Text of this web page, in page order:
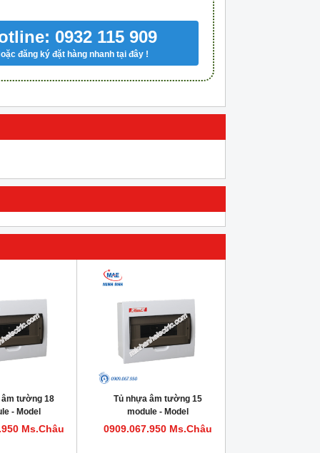
0932 115 909
đăng ký đặt hàng nhanh tại đây !
âm tường 18
- Model
Ms.Châu
Tủ nhựa âm tường 15
module - Model
HDPZ50PR15IP30F
0909.067.950 Ms.Châu